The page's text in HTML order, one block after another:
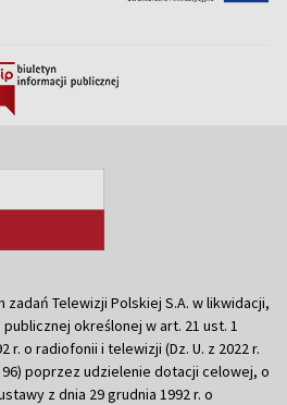
Telewizji Polskiej S.A. w likwidacji,
określonej w art. 21 ust. 1
r. o radiofonii i telewizji (Dz. U. z 2022 r.
96) poprzez udzielenie dotacji celowej, o
z dnia 29 grudnia 1992 r. o